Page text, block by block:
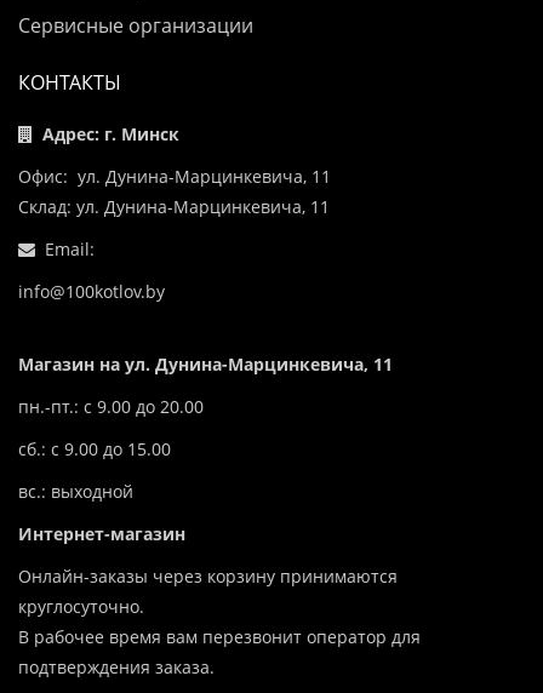
Сервисные организации
КОНТАКТЫ
Адрес: г. Минск
Офис: ул. Дунина-Марцинкевича, 11
Склад: ул. Дунина-Марцинкевича, 11
Email:
info@100kotlov.by
Магазин на ул. Дунина-Марцинкевича, 11
пн.-пт.: с 9.00 до 20.00
сб.: с 9.00 до 15.00
вс.: выходной
Интернет-магазин
Онлайн-заказы через корзину принимаются
круглосуточно.
В рабочее время вам перезвонит оператор для
подтверждения заказа.